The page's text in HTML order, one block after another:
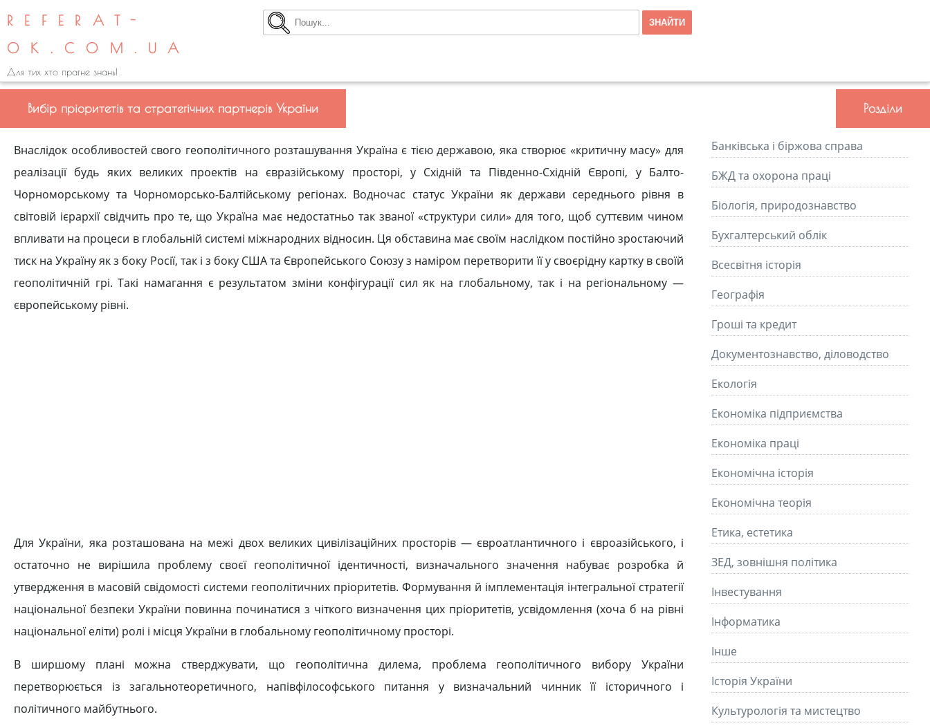
REFERAT-
OK.COM.UA
Для тих хто прагне знань!
Вибір пріоритетів та стратегічних партнерів України
Внаслідок особливостей свого геополітичного розташування Україна є тією державою, яка створює «критичну масу» для
реалізації будь яких великих проектів на євразійському просторі, у Східній та Південно-Східній Європі, у Балто-
Чорноморському та Чорноморсько-Балтійському регіонах. Водночас статус України як держави середнього рівня в
світовій ієрархії свідчить про те, що Україна має недостатньо так званої «структури сили» для того, щоб суттєвим чином
впливати на процеси в глобальній системі міжнародних відносин. Ця обставина має своїм наслідком постійно зростаючий
тиск на Україну як з боку Росії, так і з боку США та Європейського Союзу з наміром перетворити її у своєрідну картку в своїй
геополітичній грі. Такі намагання є результатом зміни конфігурації сил як на глобальному, так і на регіональному —
європейському рівні.
Для України, яка розташована на межі двох великих цивілізаційних просторів — євроатлантичного і євроазійського, і
остаточно не вирішила проблему своєї геополітичної ідентичності, визначального значення набуває розробка й
утвердження в масовій свідомості системи геополітичних пріоритетів. Формування й імплементація інтегральної стратегії
національної безпеки України повинна починатися з чіткого визначення цих пріоритетів, усвідомлення (хоча б на рівні
національної еліти) ролі і місця України в глобальному геополітичному просторі.
В ширшому плані можна стверджувати, що геополітична дилема, проблема геополітичного вибору України
перетворюється із загальнотеоретичного, напівфілософського питання у визначальний чинник її історичного і
політичного майбутнього.
Розділи
Банківська і біржова справа
БЖД та охорона праці
Біологія, природознавство
Бухгалтерський облік
Всесвітня історія
Географія
Гроші та кредит
Документознавство, діловодство
Екологія
Економіка підприємства
Економіка праці
Економічна історія
Економічна теорія
Етика, естетика
ЗЕД, зовнішня політика
Інвестування
Інформатика
Інше
Історія України
Культурологія та мистецтво